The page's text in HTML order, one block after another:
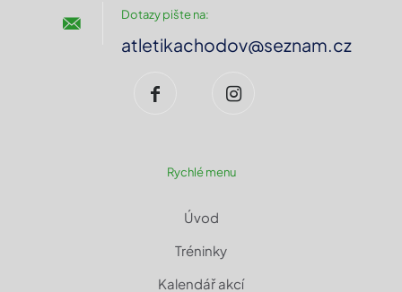
Dotazy pište na:
atletikachodov@seznam.cz
Rychlé menu
Úvod
Tréninky
Kalendář akcí